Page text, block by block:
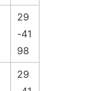
29
-41
98
29